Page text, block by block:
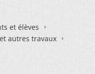
et élèves
et autres travaux